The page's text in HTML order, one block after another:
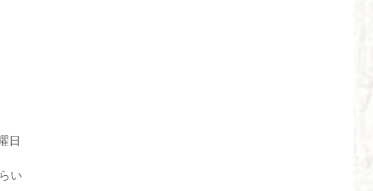
日
い